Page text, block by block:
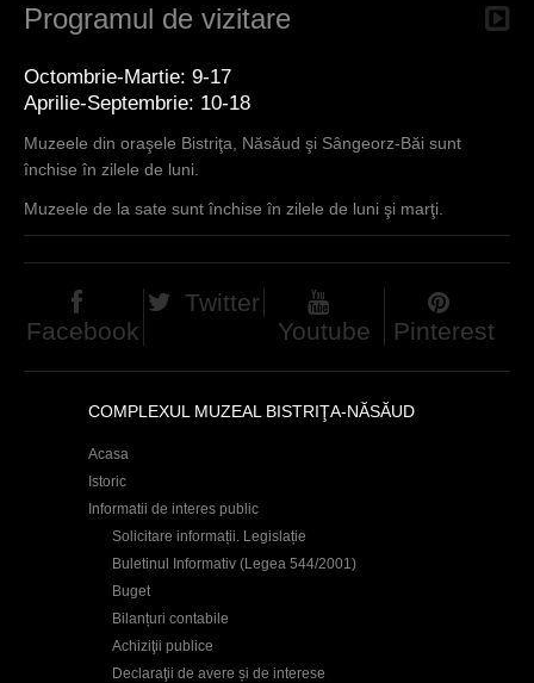
Programul de vizitare
Octombrie-Martie: 9-17
Aprilie-Septembrie: 10-18
Muzeele din oraşele Bistriţa, Năsăud şi Sângeorz-Băi sunt
închise în zilele de luni.
Muzeele de la sate sunt închise în zilele de luni şi marţi.
Facebook
Twitter
Youtube
Pinterest
COMPLEXUL MUZEAL BISTRIŢA-NĂSĂUD
Acasa
Istoric
Informatii de interes public
Solicitare informații. Legislație
Buletinul Informativ (Legea 544/2001)
Buget
Bilanțuri contabile
Achiziţii publice
Declaraţii de avere și de interese